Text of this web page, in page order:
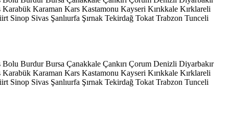
Karabük Karaman Kars Kastamonu Kayseri Kırıkkale Kırklareli
Sinop Sivas Şanlıurfa Şırnak Tekirdağ Tokat Trabzon Tunceli
Bolu Burdur Bursa Çanakkale Çankırı Çorum Denizli Diyarbakır
Karabük Karaman Kars Kastamonu Kayseri Kırıkkale Kırklareli
Sinop Sivas Şanlıurfa Şırnak Tekirdağ Tokat Trabzon Tunceli